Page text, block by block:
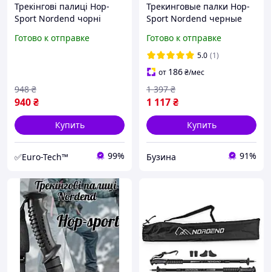
Трекінгові палиці Hop-
Sport Nordend чорні
Готово к отправке
940₴
948 ₴
Купить
✅Euro-Tech™ 99%
Трекинговые палки Hop-
Sport Nordend черные
Готово к отправке
5.0 (1)
от 186₴/мес
1 117₴
1 397 ₴
Купить
Бузина 91%